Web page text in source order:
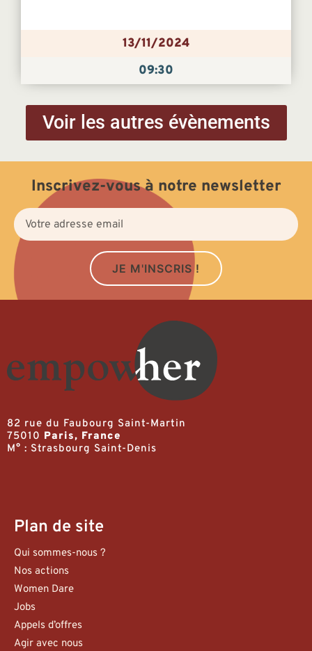
13/11/2024
09:30
Voir les autres évènements
Inscrivez-vous à notre newsletter
JE M'INSCRIS !
82 rue du Faubourg Saint-Martin
75010 Paris, France
M° : Strasbourg Saint-Denis
Plan de site
Qui sommes-nous ?
Nos actions
Women Dare
Jobs
Appels d’offres
Agir avec nous